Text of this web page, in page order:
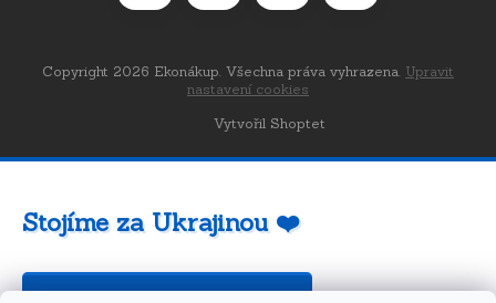
Vytvořil Shoptet
Copyright 2026 Ekonákup. Všechna práva vyhrazena. Upravit
nastavení cookies
Stojíme za Ukrajinou ❤️